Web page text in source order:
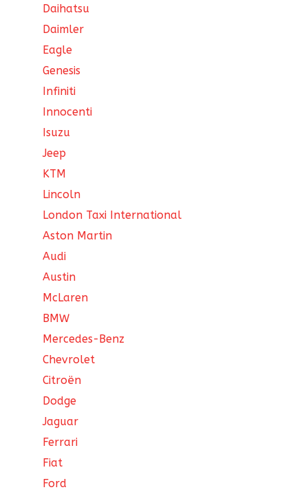
Daihatsu
Daimler
Eagle
Genesis
Infiniti
Innocenti
Isuzu
Jeep
KTM
Lincoln
London Taxi International
Aston Martin
Audi
Austin
McLaren
BMW
Mercedes-Benz
Chevrolet
Citroën
Dodge
Jaguar
Ferrari
Fiat
Ford